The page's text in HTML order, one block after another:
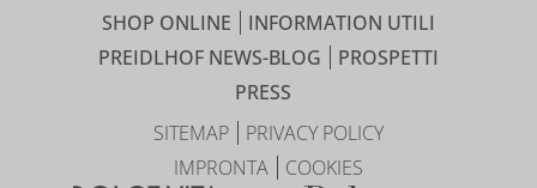
SHOP ONLINE
INFORMATION UTILI
PREIDLHOF NEWS-BLOG
PROSPETTI
PRESS
SITEMAP
PRIVACY POLICY
IMPRONTA
COOKIES